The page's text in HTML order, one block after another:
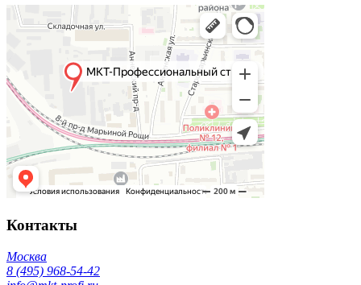
Контакты
Москва
8 (495) 968-54-42